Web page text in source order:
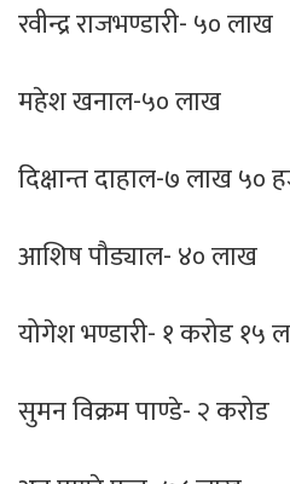
रवीन्द्र राजभण्डारी- ५० लाख
महेश खनाल-५० लाख
दिक्षान्त दाहाल-७ लाख ५०
आशिष पौड्याल- ४० लाख
योगेश भण्डारी- १ करोड १५
सुमन विक्रम पाण्डे- २ करोड